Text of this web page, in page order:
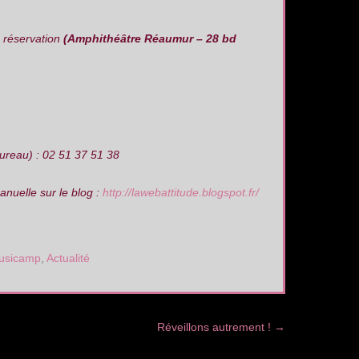
(Amphithéâtre Réaumur – 28 bd
: 02 51 37 51 38
sur le blog : http://lawebattitude.blogspot.fr/
Actualité
Réveillons autrement ! →